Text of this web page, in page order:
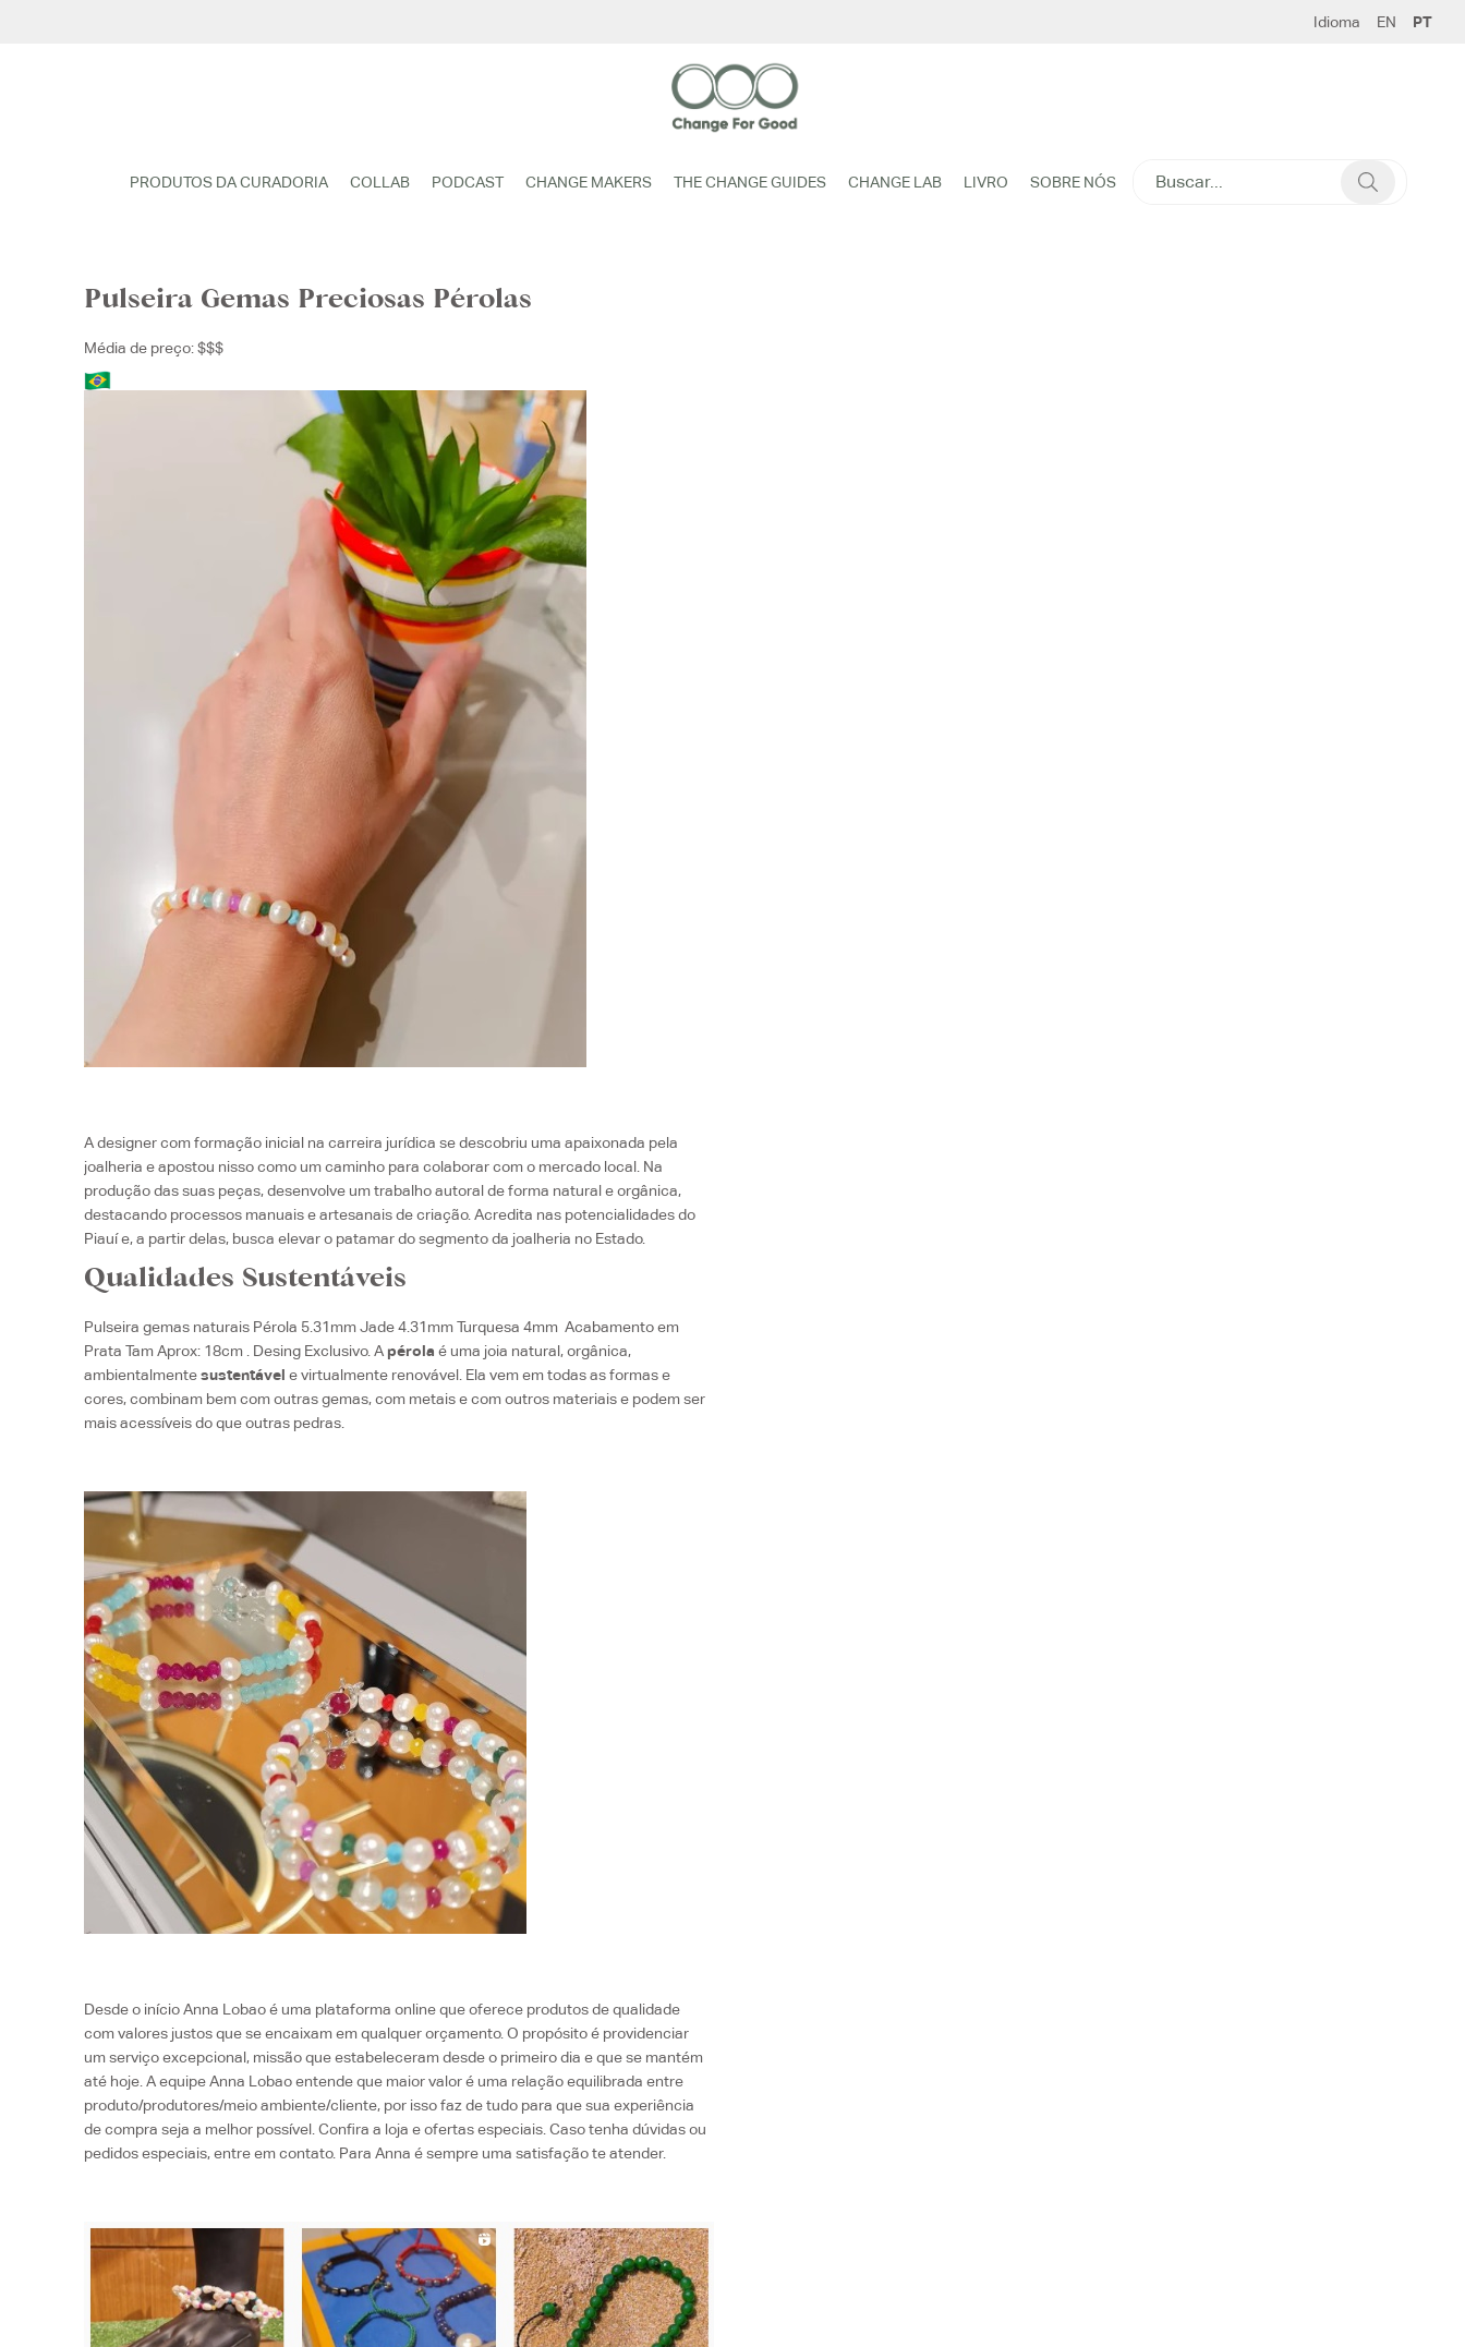
Idioma EN PT
PRODUTOS DA CURADORIA COLLAB PODCAST CHANGE MAKERS THE CHANGE GUIDES CHANGE LAB LIVRO SOBRE NÓS
Pulseira Gemas Preciosas Pérolas
Média de preço: $$$
A designer com formação inicial na carreira jurídica se descobriu uma apaixonada pela
joalheria e apostou nisso como um caminho para colaborar com o mercado local. Na
produção das suas peças, desenvolve um trabalho autoral de forma natural e orgânica,
destacando processos manuais e artesanais de criação. Acredita nas potencialidades do
Piauí e, a partir delas, busca elevar o patamar do segmento da joalheria no Estado.
Qualidades Sustentáveis
Pulseira gemas naturais Pérola 5.31mm Jade 4.31mm Turquesa 4mm Acabamento em
Prata Tam Aprox: 18cm . Desing Exclusivo. A pérola é uma joia natural, orgânica,
ambientalmentesustentável e virtualmente renovável. Ela vem em todas as formas e
cores, combinam bem com outras gemas, com metais e com outros materiais e podem ser
mais acessíveis do que outras pedras.
Desde o início Anna Lobao é uma plataforma online que oferece produtos de qualidade
com valores justos que se encaixam em qualquer orçamento.O propósito é providenciar
um serviço excepcional, missão que estabeleceram desde o primeiro dia e que se mantém
até hoje. A equipe Anna Lobao entende que maior valor é uma relação equilibrada entre
produto/produtores/meio ambiente/cliente, por isso faz de tudo para que sua experiência
de compra seja a melhor possível. Confira a loja e ofertas especiais. Caso tenha dúvidas ou
pedidos especiais, entre em contato. Para Anna é sempre uma satisfação te atender.